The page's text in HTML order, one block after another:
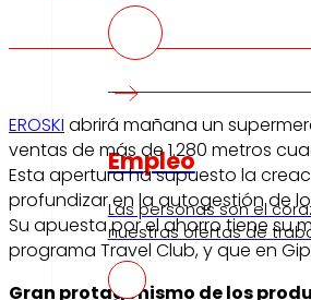
Empleo
Las personas son el
nuestras ofertas de
EROSKI abrirá mañana un
ventas de más de 1.280 metros
Esta apertura ha supuesto la
profundizar en la autogestión de
Su apuesta por el ahorro tiene su
programa Travel Club, y que en
Gran protagonismo de los